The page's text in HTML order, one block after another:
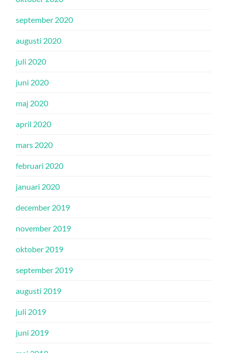
september 2020
augusti 2020
juli 2020
juni 2020
maj 2020
april 2020
mars 2020
februari 2020
januari 2020
december 2019
november 2019
oktober 2019
september 2019
augusti 2019
juli 2019
juni 2019